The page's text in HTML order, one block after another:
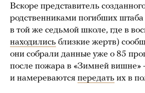
Вскоре представитель
родственниками погибших штаба
в той же седьмой школе, где в
находились близкие жертв)
они собрали данные уже о 85
после пожара в «Зимней вишне»
и намереваются передать их в